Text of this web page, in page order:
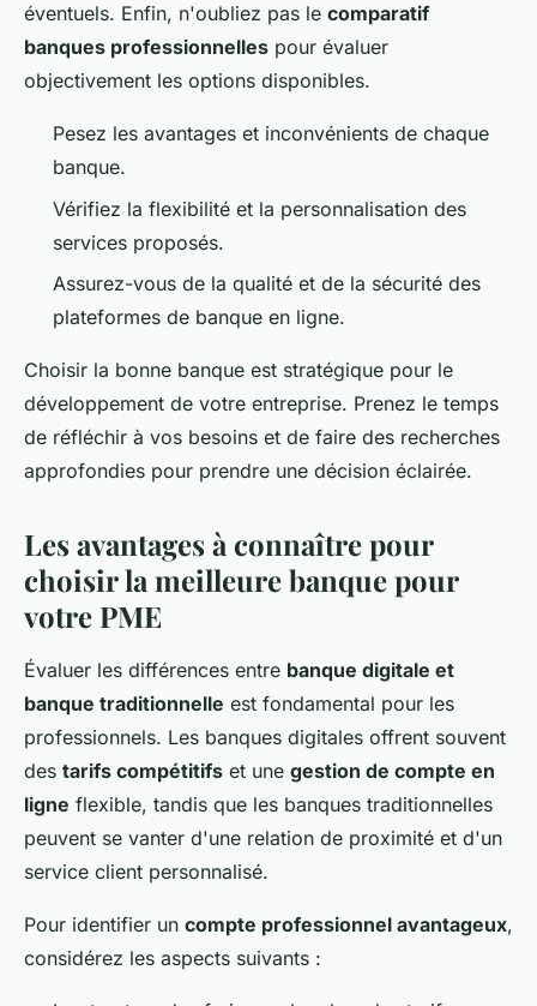
éventuels. Enfin, n'oubliez pas le comparatif
banques professionnelles pour évaluer
objectivement les options disponibles.
Pesez les avantages et inconvénients de chaque
banque.
Vérifiez la flexibilité et la personnalisation des
services proposés.
Assurez-vous de la qualité et de la sécurité des
plateformes de banque en ligne.
Choisir la bonne banque est stratégique pour le
développement de votre entreprise. Prenez le temps
de réfléchir à vos besoins et de faire des recherches
approfondies pour prendre une décision éclairée.
Les avantages à connaître pour
choisir la meilleure banque pour
votre PME
Évaluer les différences entre banque digitale et
banque traditionnelle est fondamental pour les
professionnels. Les banques digitales offrent souvent
des tarifs compétitifs et une gestion de compte en
ligne flexible, tandis que les banques traditionnelles
peuvent se vanter d'une relation de proximité et d'un
service client personnalisé.
Pour identifier un compte professionnel avantageux,
considérez les aspects suivants :